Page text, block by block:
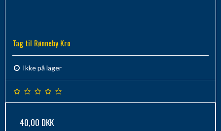
Tag til Rønneby Kro
Ikke på lager
40,00 DKK